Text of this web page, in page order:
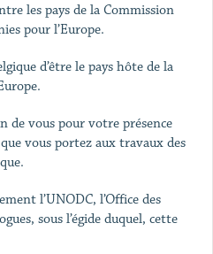
les pays de la Commission
pour l’Europe.
d’être le pays hôte de la
de vous pour votre présence
vous portez aux travaux des
l’UNODC, l’Office des
sous l’égide duquel, cette